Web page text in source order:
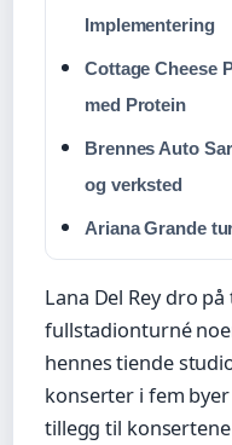
Implementering
Cottage Cheese
med Protein
Brennes Auto
og verksted
Ariana Grande
Lana Del Rey dro
fullstadionturné
hennes tiende
konserter i fem
tillegg til